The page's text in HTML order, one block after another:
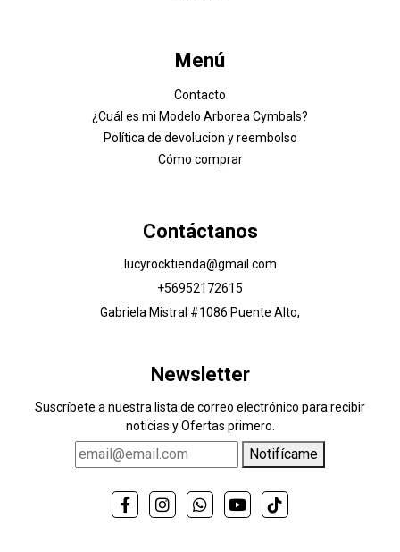
Menú
Contacto
¿Cuál es mi Modelo Arborea Cymbals?
Política de devolucion y reembolso
Cómo comprar
Contáctanos
lucyrocktienda@gmail.com
+56952172615
Gabriela Mistral #1086 Puente Alto,
Newsletter
Suscríbete a nuestra lista de correo electrónico para recibir
noticias y Ofertas primero.
Notifícame